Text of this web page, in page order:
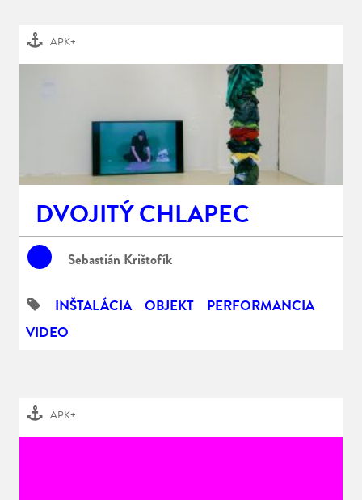
APK+
DVOJITÝ CHLAPEC
Sebastián Krištofík
INŠTALÁCIA OBJEKT
PERFORMANCIA
VIDEO
APK+